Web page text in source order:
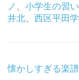
ノ 、 小学生の習
井北、 西区平田
投
懐かしすぎる楽